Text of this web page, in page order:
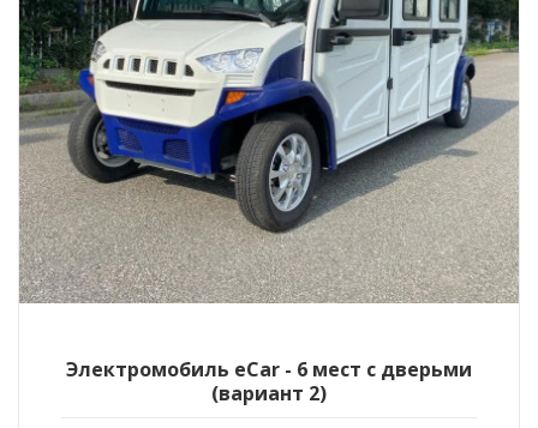
Электромобиль eCar - 6 мест с дверьми
(вариант 2)